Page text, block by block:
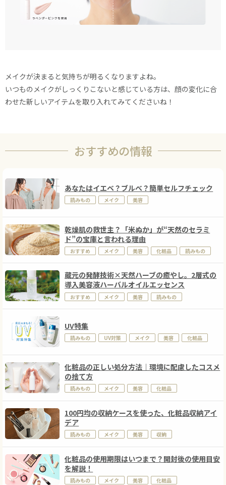
メイクが決まると気持ちが明るくなりますよね。
いつものメイクがしっくりこないと感じている方は、顔の変化に合
わせた新しいアイテムを取り入れてみてくださいね！
おすすめの情報
あなたはイエベ？ブルべ？簡単セルフチェック
読みもの メイク 美容
乾燥肌の救世主？「米ぬか」が“天然のセラミ
ド”の宝庫と言われる理由
おすすめ メイク 美容 化粧品 読みもの
蔵元の発酵技術×天然ハーブの癒やし。2層式の
導入美容液ハーバルオイルエッセンス
おすすめ メイク 美容 読みもの
UV特集
読みもの UV対策 メイク 美容 化粧品
化粧品の正しい処分方法｜環境に配慮したコスメ
の捨て方
読みもの メイク 美容 化粧品
100円均の収納ケースを使った、化粧品収納アイ
デア
読みもの メイク 美容 収納
化粧品の使用期限はいつまで？開封後の使用目安
を解説！
読みもの メイク 美容 化粧品